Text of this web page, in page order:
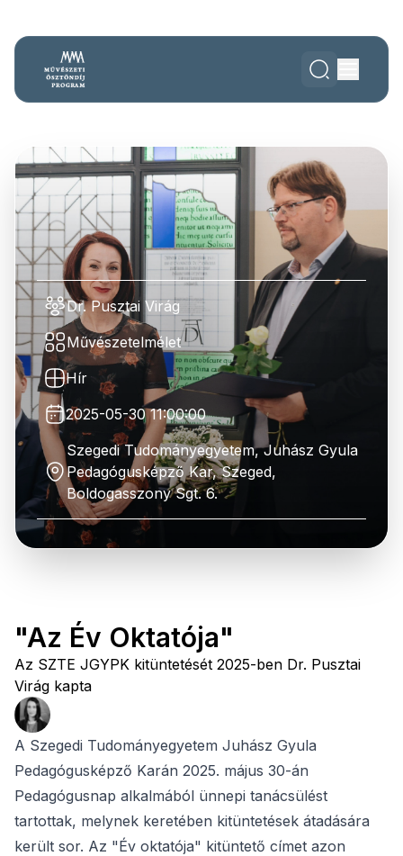
Dr. Pusztai Virág
Művészetelmélet
Hír
2025-05-30 11:00:00
Szegedi Tudományegyetem, Juhász Gyula
Pedagógusképző Kar, Szeged,
Boldogasszony Sgt. 6.
"Az Év Oktatója"
Az SZTE JGYPK kitüntetését 2025-ben Dr. Pusztai
Virág kapta
A Szegedi Tudományegyetem Juhász Gyula
Pedagógusképző Karán 2025. május 30-án
Pedagógusnap alkalmából ünnepi tanácsülést
tartottak, melynek keretében kitüntetések átadására
került sor. Az "Év oktatója" kitüntető címet azon